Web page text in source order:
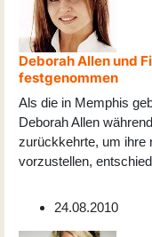
Deborah Allen und
festgenommen
Als die in Memphis
Deborah Allen
zurückkehrte, um ihre
vorzustellen,
24.08.2010